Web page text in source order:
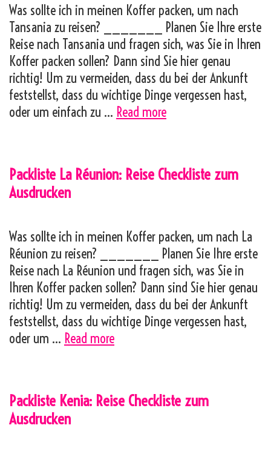
Was sollte ich in meinen Koffer packen, um nach
Tansania zu reisen? _______ Planen Sie Ihre erste
Reise nach Tansania und fragen sich, was Sie in Ihren
Koffer packen sollen? Dann sind Sie hier genau
richtig! Um zu vermeiden, dass du bei der Ankunft
feststellst, dass du wichtige Dinge vergessen hast,
oder um einfach zu … Read morePackliste
zum
Packliste La Réunion: Reise Checkliste zum
Ausdrucken
Was sollte ich in meinen Koffer packen, um nach La
Réunion zu reisen? _______ Planen Sie Ihre erste
Reise nach La Réunion und fragen sich, was Sie in
Ihren Koffer packen sollen? Dann sind Sie hier genau
richtig! Um zu vermeiden, dass du bei der Ankunft
feststellst, dass du wichtige Dinge vergessen hast,
oder um … Read morePackliste
Checkliste
Packliste Kenia: Reise Checkliste zum
Ausdrucken